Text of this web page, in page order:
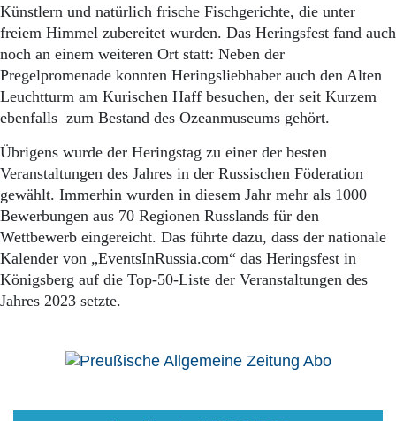
Künstlern und natürlich frische Fischgerichte, die unter
freiem Himmel zubereitet wurden. Das Heringsfest fand auch
noch an einem weiteren Ort statt: Neben der
Pregelpromenade konnten Heringsliebhaber auch den Alten
Leuchtturm am Kurischen Haff besuchen, der seit Kurzem
ebenfalls zum Bestand des Ozeanmuseums gehört.
Übrigens wurde der Heringstag zu einer der besten
Veranstaltungen des Jahres in der Russischen Föderation
gewählt. Immerhin wurden in diesem Jahr mehr als 1000
Bewerbungen aus 70 Regionen Russlands für den
Wettbewerb eingereicht. Das führte dazu, dass der nationale
Kalender von „EventsInRussia.com“ das Heringsfest in
Königsberg auf die Top-50-Liste der Veranstaltungen des
Jahres 2023 setzte.